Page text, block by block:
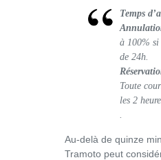
Temps
à 100%
de 24h.
Toute
les 2
.
Au-delà de quinze
Tramoto peut